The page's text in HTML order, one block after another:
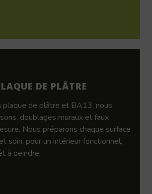
DE PLÂTRE
plaque de plâtre et BA13, nous
doublages muraux et faux
Nous préparons chaque surface
soin, pour un intérieur fonctionnel,
à peindre.